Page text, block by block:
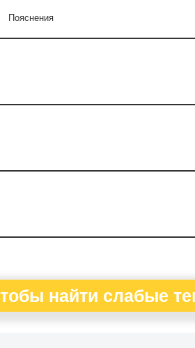
Пояснения
найти слабые